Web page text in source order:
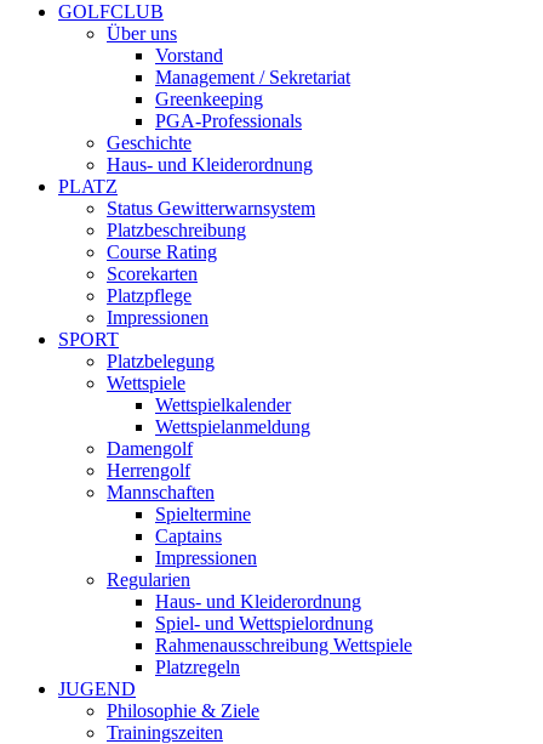
GOLFCLUB
Über uns
Vorstand
Management / Sekretariat
Greenkeeping
PGA-Professionals
Geschichte
Haus- und Kleiderordnung
PLATZ
Status Gewitterwarnsystem
Platzbeschreibung
Course Rating
Scorekarten
Platzpflege
Impressionen
SPORT
Platzbelegung
Wettspiele
Wettspielkalender
Wettspielanmeldung
Damengolf
Herrengolf
Mannschaften
Spieltermine
Captains
Impressionen
Regularien
Haus- und Kleiderordnung
Spiel- und Wettspielordnung
Rahmenausschreibung Wettspiele
Platzregeln
JUGEND
Philosophie & Ziele
Trainingszeiten